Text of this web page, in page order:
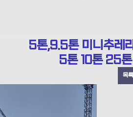
5톤,9.5톤 미니추레
5톤 10톤 25
목록